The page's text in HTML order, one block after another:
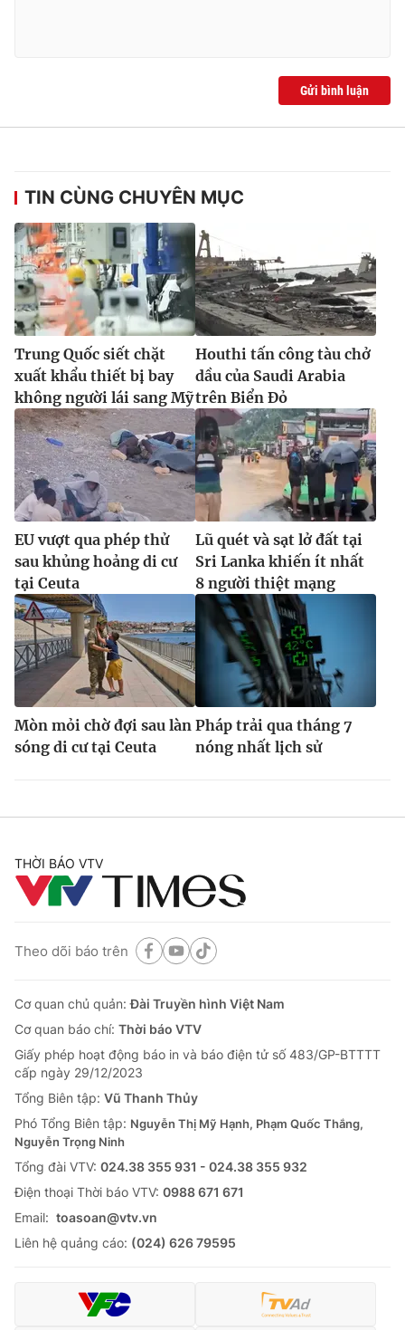
Gửi bình luận
TIN CÙNG CHUYÊN MỤC
Trung Quốc siết chặt
xuất khẩu thiết bị bay
không người lái sang Mỹ
Houthi tấn công tàu chở
dầu của Saudi Arabia
trên Biển Đỏ
EU vượt qua phép thử
sau khủng hoảng di cư
tại Ceuta
Lũ quét và sạt lở đất tại
Sri Lanka khiến ít nhất
8 người thiệt mạng
Mòn mỏi chờ đợi sau làn
sóng di cư tại Ceuta
Pháp trải qua tháng 7
nóng nhất lịch sử
THỜI BÁO VTV
Theo dõi báo trên
Cơ quan chủ quản:Đài Truyền hình Việt Nam
Cơ quan báo chí: Thời báo VTV
Giấy phép hoạt động báo in và báo điện tử số 483/GP-BTTTT
cấp ngày 29/12/2023
Tổng Biên tập: Vũ Thanh Thủy
Phó Tổng Biên tập: Nguyễn Thị Mỹ Hạnh, Phạm Quốc Thắng,
Nguyễn Trọng Ninh
Tổng đài VTV: 024.38 355 931 - 024.38 355 932
Ðiện thoại Thời báo VTV: 0988 671 671
Email: toasoan@vtv.vn
Liên hệ quảng cáo: (024) 626 79595